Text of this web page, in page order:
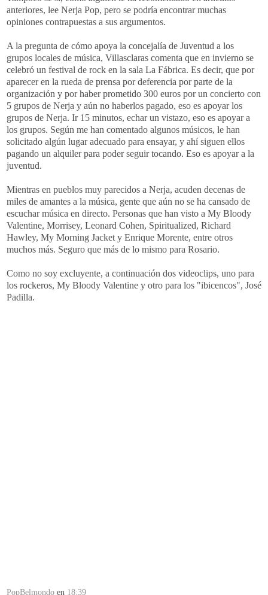
anteriores, lee Nerja Pop, pero se podría encontrar muchas
opiniones contrapuestas a sus argumentos.
A la pregunta de cómo apoya la concejalía de Juventud a los
grupos locales de música, Villasclaras comenta que en invierno se
celebró un festival de rock en la sala La Fábrica. Es decir, que por
aparecer en la rueda de prensa por deferencia por parte de la
organización y por haber prometido 300 euros por un concierto con
5 grupos de Nerja y aún no haberlos pagado, eso es apoyar los
grupos de Nerja. Ir 15 minutos, echar un vistazo, eso es apoyar a
los grupos. Según me han comentado algunos músicos, le han
solicitado algún lugar adecuado para ensayar, y ahí siguen ellos
pagando un alquiler para poder seguir tocando. Eso es apoyar a la
juventud.
Mientras en pueblos muy parecidos a Nerja, acuden decenas de
miles de amantes a la música, gente que aún no se ha cansado de
escuchar música en directo. Personas que han visto a My Bloody
Valentine, Morrisey, Leonard Cohen, Spiritualized, Richard
Hawley, My Morning Jacket y Enrique Morente, entre otros
muchos más. Seguro que más de lo mismo para Rosario.
Como no soy excluyente, a continuación dos videoclips, uno para
los rockeros, My Bloody Valentine y otro para los "ibicencos", José
Padilla.
PopBelmondo en 18:39